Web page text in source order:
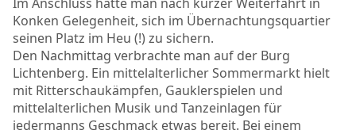
Konken Gelegenheit, sich im Übernachtungsquartier
seinen Platz im Heu (!) zu sichern.
Den Nachmittag verbrachte man auf der Burg
Lichtenberg. Ein mittelalterlicher Sommermarkt hielt
mit Ritterschaukämpfen, Gauklerspielen und
mittelalterlichen Musik und Tanzeinlagen für
jedermanns Geschmack etwas bereit. Bei einem